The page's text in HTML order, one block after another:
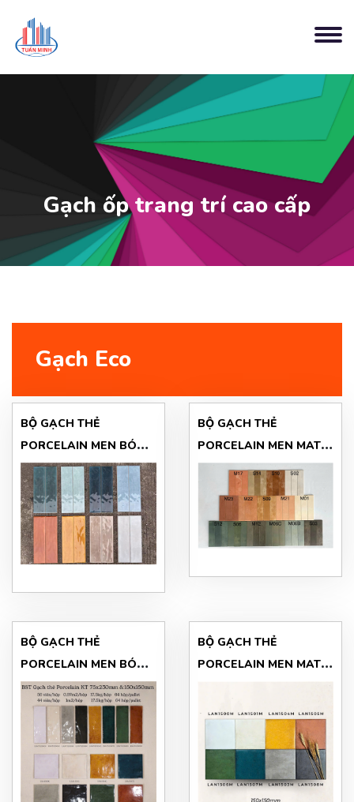
Gạch ốp trang trí cao cấp
Gạch Eco
BỘ GẠCH THẺ
PORCELAIN MEN BÓNG
75x230(MM)
BỘ GẠCH THẺ
PORCELAIN MEN MAT
75x230(MM)
BỘ GẠCH THẺ
PORCELAIN MEN BÓNG
150x150 (MM)
BỘ GẠCH THẺ
PORCELAIN MEN MAT